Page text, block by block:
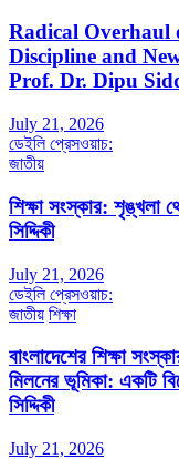
Radical Overhaul
Discipline and
Prof. Dr. Dipu
July 21, 2026
ডেইলি প্রেসওয়াচ:
জাতীয়
শিক্ষা সংস্কার: শৃঙ্খলা
সিদ্দিকী
July 21, 2026
ডেইলি প্রেসওয়াচ:
জাতীয় শিক্ষা
বাংলাদেশের শিক্ষা
মিলনের ভূমিকা: একটি
সিদ্দিকী
July 21, 2026